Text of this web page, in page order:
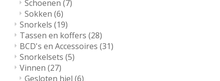
Schoenen (7)
Sokken (6)
Snorkels (19)
Tassen en koffers (28)
BCD's en Accessoires (31)
Snorkelsets (5)
Vinnen (27)
Gesloten hiel (6)